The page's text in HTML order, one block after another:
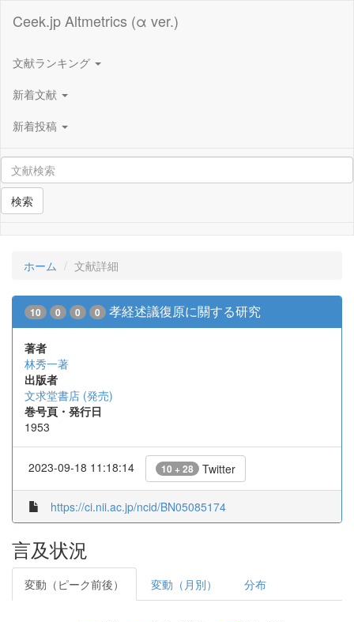
Ceek.jp Altmetrics (α ver.)
文献ランキング
新着文献
新着投稿
検索
ホーム 文献詳細
10 0 0 0 孝経述議復原に關する研究
著者
林秀一著
出版者
文求堂書店 (発売)
巻号頁・発行日
1953
2023-09-18 11:18:14 10 + 28 Twitter
https://ci.nii.ac.jp/ncid/BN05085174
言及状況
変動（ピーク前後） 変動（月別） 分布